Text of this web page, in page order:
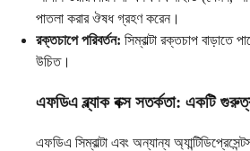
পাতলা করার ঔষধ গ্রহণ করেন।
রক্তচাপে পরিবর্তন: সিম্বাল্টা রক্তচাপ বাড়াতে
উচিত।
এফডিএ ব্ল্যাক বক্স সতর্কতা: একটি
এফডিএ সিম্বাল্টা এবং অন্যান্য